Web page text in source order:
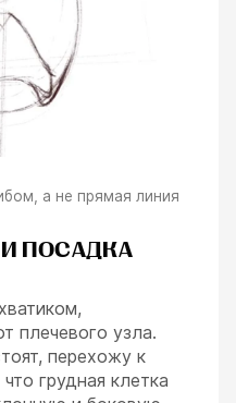
а не прямая линия
ПОСАДКА
плечевого узла.
перехожу к
грудная клетка